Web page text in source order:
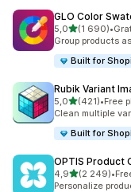
GLO Color
5,0av 5 stjerner
(1 690)
Totalt 1690 •
Group products
Built for
Rubik Variant
5,0av 5 stjerner
(421)
Totalt 421 omtaler
•Free
Clean multiple
Built for
OPTIS Product
4,9av 5 stjerner
(2 249)
Totalt 2249 •
Personalize